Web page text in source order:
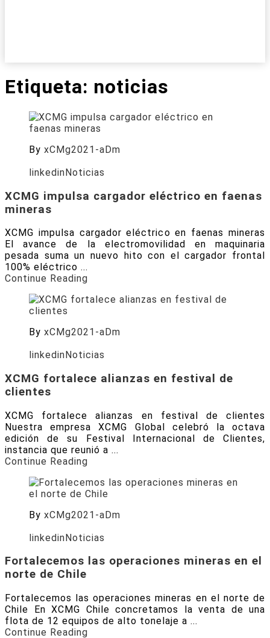
Etiqueta: noticias
By xCMg2021-aDm
linkedinNoticias
XCMG impulsa cargador eléctrico en faenas
mineras
XCMG impulsa cargador eléctrico en faenas mineras
El avance de la electromovilidad en maquinaria
pesada suma un nuevo hito con el cargador frontal
100% eléctrico ...
Continue Reading
By xCMg2021-aDm
linkedin Noticias
XCMG fortalece alianzas en festival de
clientes
XCMG fortalece alianzas en festival de clientes
Nuestra empresa XCMG Global celebró la octava
edición de su Festival Internacional de Clientes,
instancia que reunió a ...
Continue Reading
By xCMg2021-aDm
linkedinNoticias
Fortalecemos las operaciones mineras en el
norte de Chile
Fortalecemos las operaciones mineras en el norte de
Chile En XCMG Chile concretamos la venta de una
flota de 12 equipos de alto tonelaje a ...
Continue Reading